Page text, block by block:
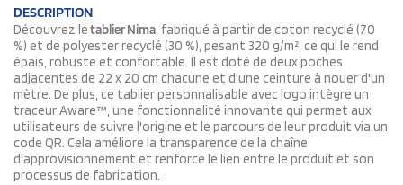
DESCRIPTION
Découvrez letablier Nima, fabriqué à partir de coton recyclé (70
%) et de polyester recyclé (30 %), pesant 320 g/m², ce qui le rend
épais, robuste et confortable. Il est doté de deux poches
adjacentes de 22 x 20 cm chacune et d'une ceinture à nouer d'un
mètre. De plus, ce tablier personnalisable avec logo intègre un
traceur Aware™, une fonctionnalité innovante qui permet aux
utilisateurs de suivre l'origine et le parcours de leur produit via un
code QR. Cela améliore la transparence de la chaîne
d'approvisionnement et renforce le lien entre le produit et son
processus de fabrication.